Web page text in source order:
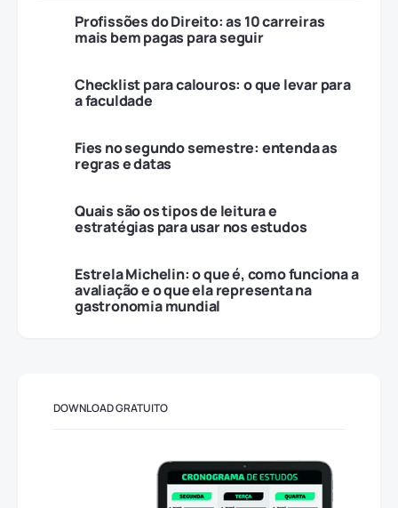
Profissões do Direito: as 10 carreiras
mais bem pagas para seguir
Checklist para calouros: o que levar para
a faculdade
Fies no segundo semestre: entenda as
regras e datas
Quais são os tipos de leitura e
estratégias para usar nos estudos
Estrela Michelin: o que é, como funciona a
avaliação e o que ela representa na
gastronomia mundial
DOWNLOAD GRATUITO